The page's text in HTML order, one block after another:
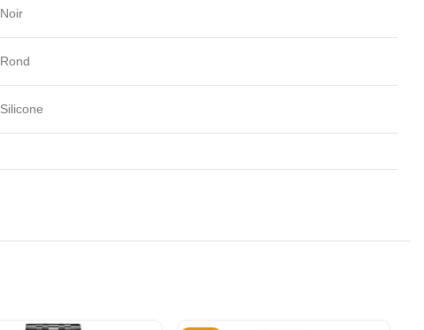
Noir
Rond
Silicone